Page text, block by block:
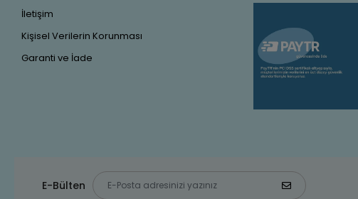
İletişim
Kişisel Verilerin Korunması
Garanti ve İade
E-Bülten